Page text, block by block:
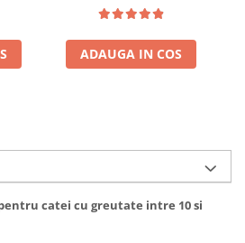
ADAUGA IN COS
catei cu greutate intre 10 si